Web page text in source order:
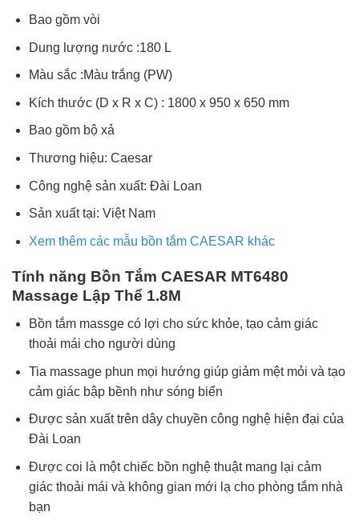
Bao gồm vòi
Dung lượng nước :180 L
Màu sắc :Màu trắng (PW)
Kích thước (D x R x C) : 1800 x 950 x 650 mm
Bao gồm bộ xả
Thương hiệu: Caesar
Công nghệ sản xuất: Đài Loan
Sản xuất tại: Việt Nam
Xem thêm các mẫu bồn tắm CAESAR khác
Tính năng Bồn Tắm CAESAR MT6480
Massage Lập Thể 1.8M
Bồn tắm massge có lợi cho sức khỏe, tạo cảm giác
thoải mái cho người dùng
Tia massage phun mọi hướng giúp giảm mệt mỏi và tạo
cảm giác bập bềnh như sóng biển
Được sản xuất trên dây chuyền công nghệ hiện đại của
Đài Loan
Được coi là một chiếc bồn nghệ thuật mang lại cảm
giác thoải mái và không gian mới lạ cho phòng tắm nhà
bạn